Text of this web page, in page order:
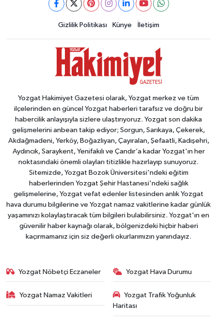
Gizlilik Politikası Künye İletişim
Yozgat Hakimiyet Gazetesi olarak, Yozgat merkez ve tüm
ilçelerinden en güncel Yozgat haberleri tarafsız ve doğru bir
habercilik anlayışıyla sizlere ulaştırıyoruz. Yozgat son dakika
gelişmelerini anbean takip ediyor; Sorgun, Sarıkaya, Çekerek,
Akdağmadeni, Yerköy, Boğazlıyan, Çayıralan, Şefaatli, Kadışehri,
Aydıncık, Saraykent, Yenifakılı ve Çandır’a kadar Yozgat'ın her
noktasındaki önemli olayları titizlikle hazırlayıp sunuyoruz.
Sitemizde, Yozgat Bozok Üniversitesi'ndeki eğitim
haberlerinden Yozgat Şehir Hastanesi'ndeki sağlık
gelişmelerine, Yozgat vefat edenler listesinden anlık Yozgat
hava durumu bilgilerine ve Yozgat namaz vakitlerine kadar günlük
yaşamınızı kolaylaştıracak tüm bilgileri bulabilirsiniz. Yozgat'ın en
güvenilir haber kaynağı olarak, bölgenizdeki hiçbir haberi
kaçırmamanız için siz değerli okurlarımızın yanındayız.
Yozgat Nöbetçi Eczaneler Yozgat Hava Durumu
Yozgat Namaz Vakitleri
Yozgat Trafik Yoğunluk
Haritası